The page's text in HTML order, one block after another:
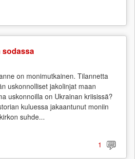
sodassa
on monimutkainen. Tilannetta
uskonnolliset jakolinjat maan
uskonnoilla on Ukrainan kriisissä?
kuluessa jakaantunut moniin
suhde...
1